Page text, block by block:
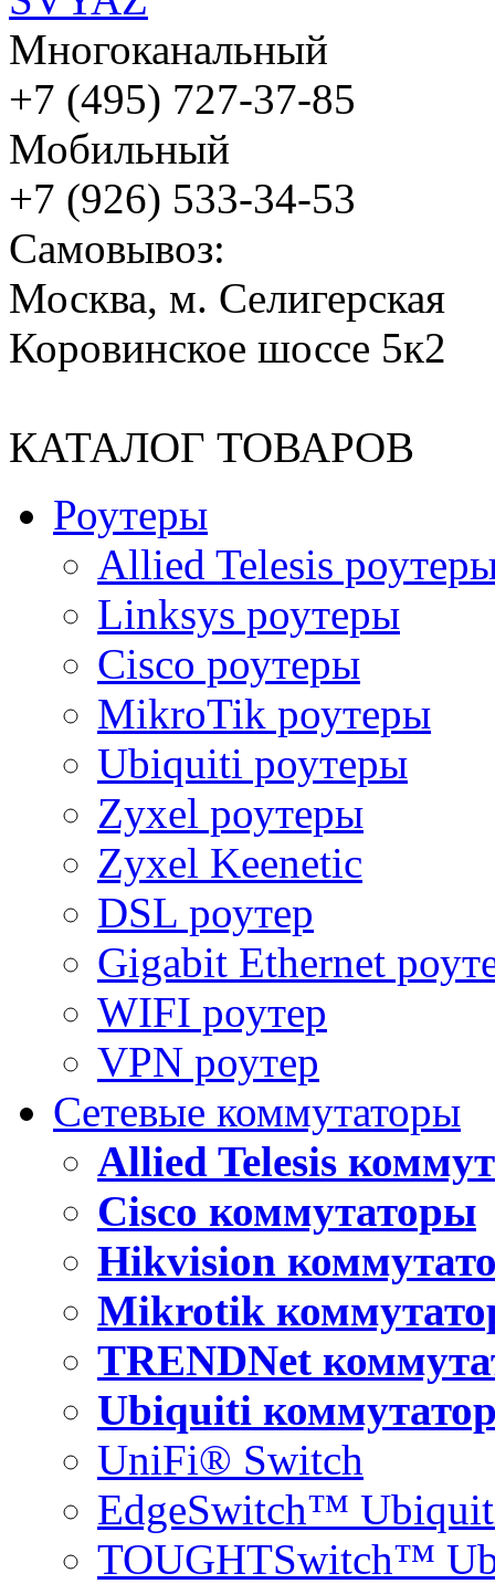
Многоканальный
+7 (495) 727-37-85
Мобильный
+7 (926) 533-34-53
Cамовывоз:
Москва, м. Селигерская
Коровинское шоссе 5к2
КАТАЛОГ ТОВАРОВ
Роутеры
Allied Telesis
Linksys роутеры
Cisco роутеры
MikroTik роутеры
Ubiquiti роутеры
Zyxel роутеры
Zyxel Keenetic
DSL роутер
Gigabit Ethernet
WIFI роутер
VPN роутер
Сетевые коммутаторы
Allied Telesis
Cisco коммутаторы
Hikvision
Mikrotik
TRENDNet
Ubiquiti
UniFi® Switch
EdgeSwitch™
TOUGHTSwitch™